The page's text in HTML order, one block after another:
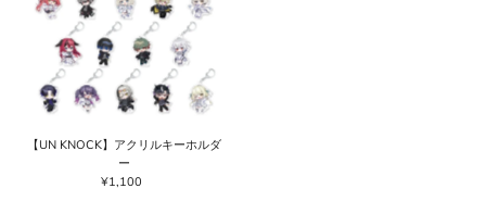
【UN KNOCK】アクリルキーホルダ
ー
通
¥1,100